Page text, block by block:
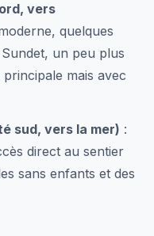
vers
quelques
un peu plus
mais avec
sud, vers la mer) :
direct au sentier
sans enfants et des